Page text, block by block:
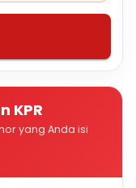
KPR
yang Anda isi